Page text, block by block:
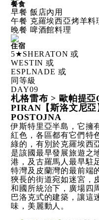
餐食
早餐 飯店內用
午餐 克羅埃西亞烤羊料
晚餐 啤酒館料理
住宿
5★SHERATON 或
WESTIN 或
ESPLNADE 或
同等級
DAY09
札格雷布 > 歐帕提
PIRAN【斯洛文尼
POSTOJNA
伊斯特里亞半島，它擁
紅色，各區都有它們特
綠的，有別於克羅埃西
是該國最早發展旅遊之
港，及古羅馬人最早駐
特灣及皮蘭灣的最前端
狹長的街道宛如迷宮，
和國所統治下，廣場四
巴洛克式的建築，讓這
味，美麗動人。